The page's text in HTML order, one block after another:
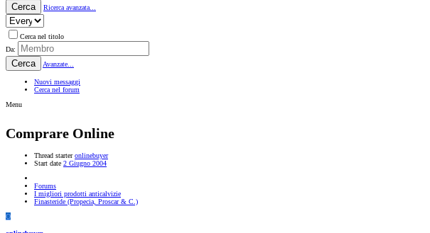
Cerca Ricerca avanzata...
Cerca nel titolo
Da:
Cerca Avanzate...
Nuovi messaggi
Cerca nel forum
Menu
Comprare Online
Thread starter onlinebuyer
Start date 2 Giugno 2004
Forums
I migliori prodotti anticalvizie
Finasteride (Propecia, Proscar & C.)
O